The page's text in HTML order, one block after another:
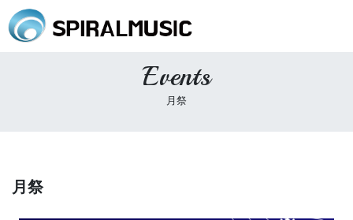
Events
月祭
月祭